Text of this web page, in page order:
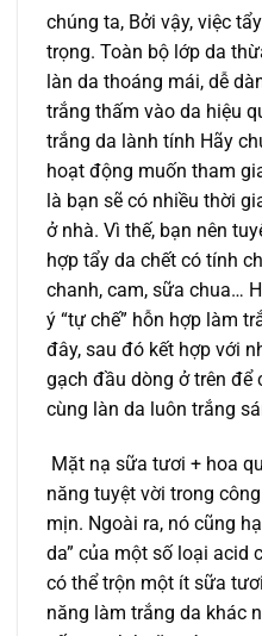
chúng ta, Bởi vậy, việc
trọng. Toàn bộ lớp da
làn da thoáng mái, dễ
trắng thấm vào da hiệu
trắng da lành tính Hãy
hoạt động muốn tham
là bạn sẽ có nhiều thời
ở nhà. Vì thế, bạn nên
hợp tẩy da chết có tính
chanh, cam, sữa chua…
ý “tự chế” hỗn hợp làm
đây, sau đó kết hợp với
gạch đầu dòng ở trên để
cùng làn da luôn trắng
Mặt nạ sữa tươi + hoa
năng tuyệt vời trong
mịn. Ngoài ra, nó cũng
da” của một số loại acid
có thể trộn một ít sữa
năng làm trắng da khác